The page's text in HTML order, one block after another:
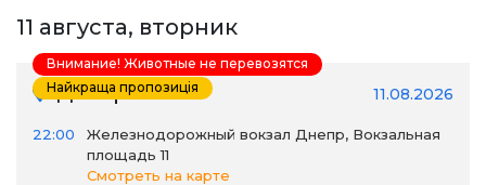
11 августа, вторник
Днепр → 11.08.2026
22:00
Железнодорожный вокзал Днепр, Вокзальная
площадь 11
Смотреть на карте
Внимание! Животные не перевозятся
Найкраща пропозиція